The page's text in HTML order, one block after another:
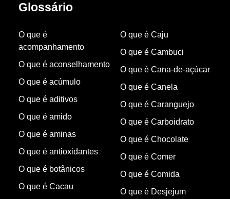
Glossário
O que é
acompanhamento
O que é aconselhamento
O que é acúmulo
O que é aditivos
O que é amido
O que é aminas
O que é antioxidantes
O que é botânicos
O que é Cacau
O que é Caju
O que é Cambuci
O que é Cana-de-açúcar
O que é Canela
O que é Caranguejo
O que é Carboidrato
O que é Chocolate
O que é Comer
O que é Comida
O que é Desjejum